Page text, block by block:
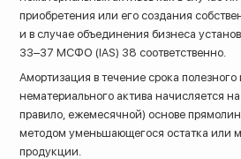
приобретения или его создания
и в случае объединения бизнеса
33–37 МСФО (IAS) 38 соответственно.
Амортизация в течение срока полезного
нематериального актива начисляется
правило, ежемесячной) основе
методом уменьшающегося остатка или
продукции.